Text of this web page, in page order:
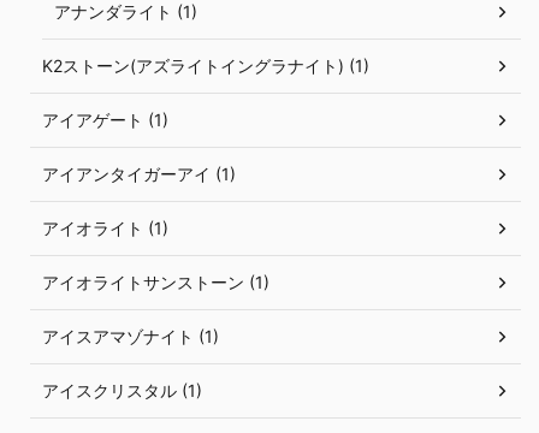
アナンダライト (1)
K2ストーン(アズライトイングラナイト) (1)
アイアゲート (1)
アイアンタイガーアイ (1)
アイオライト (1)
アイオライトサンストーン (1)
アイスアマゾナイト (1)
アイスクリスタル (1)